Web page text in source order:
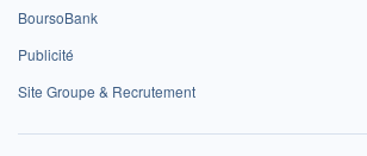
BoursoBank
Publicité
Site Groupe & Recrutement